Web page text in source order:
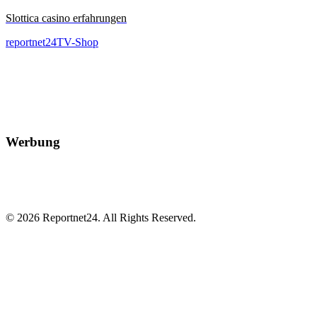
Slottica casino erfahrungen
reportnet24TV-Shop
Werbung
© 2026 Reportnet24. All Rights Reserved.